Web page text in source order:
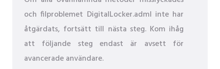
och filproblemet DigitalLocker.adml inte har
åtgärdats, fortsätt till nästa steg. Kom ihåg
att följande steg endast är avsett för
avancerade användare.